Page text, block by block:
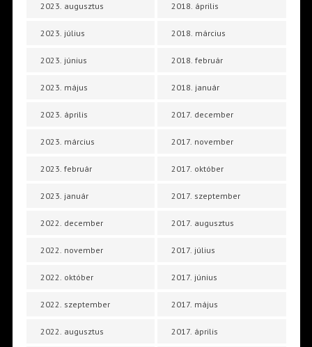
2023. augusztus
2023. július
2023. június
2023. május
2023. április
2023. március
2023. február
2023. január
2022. december
2022. november
2022. október
2022. szeptember
2022. augusztus
2018. április
2018. március
2018. február
2018. január
2017. december
2017. november
2017. október
2017. szeptember
2017. augusztus
2017. július
2017. június
2017. május
2017. április